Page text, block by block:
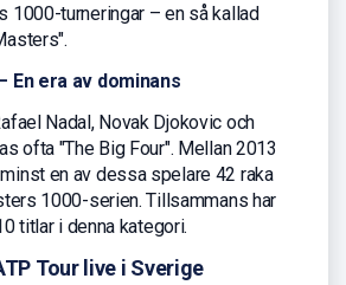
1000-turneringar – en så kallad
En era av dominans
Nadal, Novak Djokovic och
ofta "The Big Four". Mellan 2013
en av dessa spelare 42 raka
1000-serien. Tillsammans har
titlar i denna kategori.
Tour live i Sverige